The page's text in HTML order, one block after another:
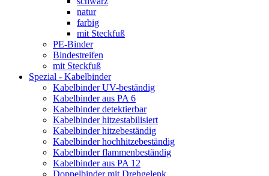
natur
farbig
mit Steckfuß
PE-Binder
Bindestreifen
mit Steckfuß
Spezial - Kabelbinder
Kabelbinder UV-beständig
Kabelbinder aus PA 6
Kabelbinder detektierbar
Kabelbinder hitzestabilisiert
Kabelbinder hitzebeständig
Kabelbinder hochhitzebeständig
Kabelbinder flammenbeständig
Kabelbinder aus PA 12
Doppelbinder mit Drehgelenk